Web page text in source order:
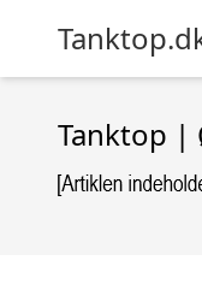
Tanktop |